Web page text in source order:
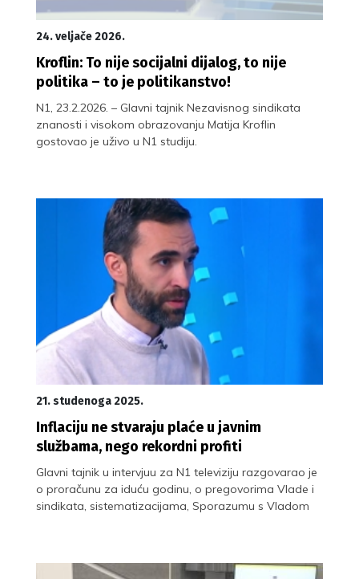
24. veljače 2026.
Kroflin: To nije socijalni dijalog, to nije
politika – to je politikanstvo!
N1, 23.2.2026. – Glavni tajnik Nezavisnog sindikata
znanosti i visokom obrazovanju Matija Kroflin
gostovao je uživo u N1 studiju.
21. studenoga 2025.
Inflaciju ne stvaraju plaće u javnim
službama, nego rekordni profiti
Glavni tajnik u intervjuu za N1 televiziju razgovarao je
o proračunu za iduću godinu, o pregovorima Vlade i
sindikata, sistematizacijama, Sporazumu s Vladom